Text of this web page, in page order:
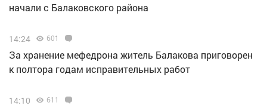
начали с Балаковского района
14:24 601
За хранение мефедрона житель Балакова приговорен
к полтора годам исправительных работ
14:10 611